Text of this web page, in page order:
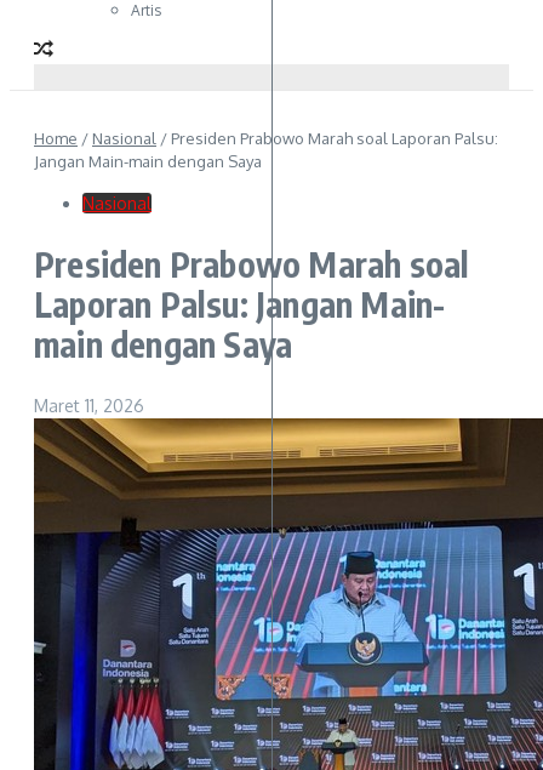
Artis
Home / Nasional / Presiden Prabowo Marah soal Laporan Palsu:
Jangan Main-main dengan Saya
Nasional
Presiden Prabowo Marah soal
Laporan Palsu: Jangan Main-
main dengan Saya
Maret 11, 2026